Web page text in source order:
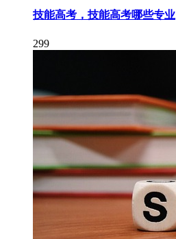
技能高考，技能高考哪些专业
299